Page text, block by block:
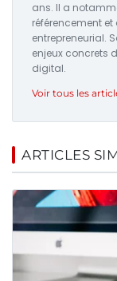
ans. Il a
référencement
entrepreneurial.
enjeux concrets
digital.
Voir tous les
ARTICLES